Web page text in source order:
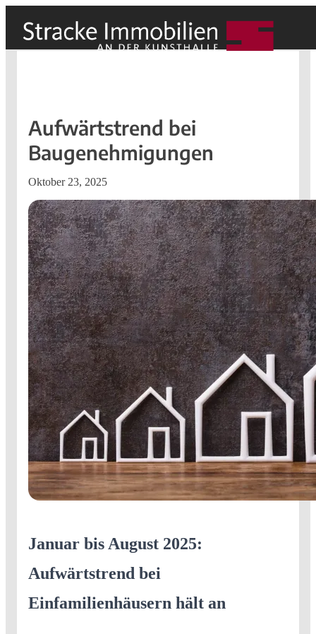
Aufwärtstrend bei
Baugenehmigungen
Oktober 23, 2025
Januar bis August 2025:
Aufwärtstrend bei
Einfamilienhäusern hält an